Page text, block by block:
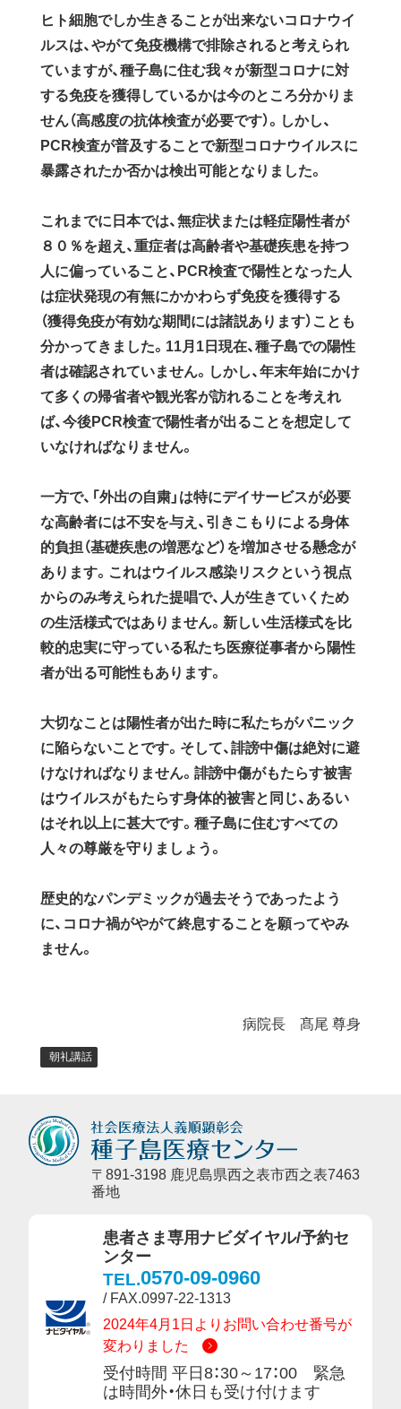
ヒト細胞でしか生きることが出来ないコロナウイ
ルスは、やがて免疫機構で排除されると考えられ
ていますが、種子島に住む我々が新型コロナに対
する免疫を獲得しているかは今のところ分かりま
せん（高感度の抗体検査が必要です）。しかし、
PCR検査が普及することで新型コロナウイルスに
暴露されたか否かは検出可能となりました。
これまでに日本では、無症状または軽症陽性者が
８０％を超え、重症者は高齢者や基礎疾患を持つ
人に偏っていること、PCR検査で陽性となった人
は症状発現の有無にかかわらず免疫を獲得する
（獲得免疫が有効な期間には諸説あります）ことも
分かってきました。11月1日現在、種子島での陽性
者は確認されていません。しかし、年末年始にかけ
て多くの帰省者や観光客が訪れることを考えれ
ば、今後PCR検査で陽性者が出ることを想定して
いなければなりません。
一方で、「外出の自粛」は特にデイサービスが必要
な高齢者には不安を与え、引きこもりによる身体
的負担（基礎疾患の増悪など）を増加させる懸念が
あります。これはウイルス感染リスクという視点
からのみ考えられた提唱で、人が生きていくため
の生活様式ではありません。新しい生活様式を比
較的忠実に守っている私たち医療従事者から陽性
者が出る可能性もあります。
大切なことは陽性者が出た時に私たちがパニック
に陥らないことです。そして、誹謗中傷は絶対に避
けなければなりません。誹謗中傷がもたらす被害
はウイルスがもたらす身体的被害と同じ、あるい
はそれ以上に甚大です。種子島に住むすべての
人々の尊厳を守りましょう。
歴史的なパンデミックが過去そうであったよう
に、コロナ禍がやがて終息することを願ってやみ
ません。
病院長 髙尾 尊身
朝礼講話
〒891-3198 鹿児島県西之表市西之表7463
番地
患者さま専用ナビダイヤル/予約セ
ンター
TEL.0570-09-0960
/ FAX.0997-22-1313
2024年4月1日よりお問い合わせ番号が
変わりました
受付時間 平日8：30～17：00 緊急
は時間外・休日も受け付けます